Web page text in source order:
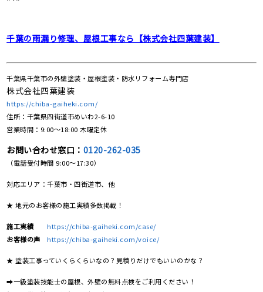
千葉の雨漏り修理、屋根工事なら【株式会社四葉建装】
千葉県千葉市の外壁塗装・屋根塗装・防水リフォーム専門店
株式会社四葉建装
https://chiba-gaiheki.com/
住所：千葉県四街道市めいわ2-6-10
営業時間：9:00〜18:00 木曜定休
お問い合わせ窓口： 0120-262-035
（電話受付時間 9:00〜17:30）
対応エリア：千葉市・四街道市、他
★ 地元のお客様の施工実績多数掲載！
施工実績
https://chiba-gaiheki.com/case/
お客様の声
https://chiba-gaiheki.com/voice/
★ 塗装工事っていくらくらいなの？見積りだけでもいいのかな？
➡一級塗装技能士の屋根、外壁の無料点検をご利用ください！